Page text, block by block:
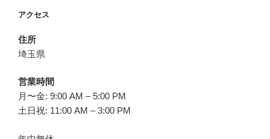
アクセス
住所
埼玉県
営業時間
月〜金: 9:00 AM – 5:00 PM
土日祝: 11:00 AM – 3:00 PM